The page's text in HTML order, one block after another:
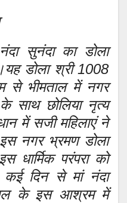
सुनंदा का डोला
डोला श्री 1008
से भीमताल में नगर
साथ छोलिया नृत्य
में सजी महिलाएं ने
नगर भ्रमण डोला
धार्मिक परंपरा को
कई दिन से मां नंदा
के इस आश्रम में